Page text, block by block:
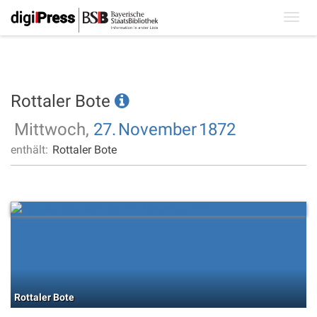
Rottaler Bote
Mittwoch, 27. November1872
enthält: Rottaler Bote
Rottaler Bote